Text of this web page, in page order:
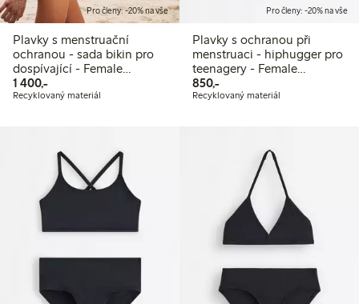
Pro členy: -20% na vše
Plavky s menstruační
ochranou - sada bikin pro
dospívající - Female
Engineering
1 400,-1 400,00 Kč
Recyklovaný materiál
Pro členy: -20% na vše
Plavky s ochranou při
menstruaci - hiphugger pro
teenagery - Female
Engineering
850,-850,00 Kč
Recyklovaný materiál